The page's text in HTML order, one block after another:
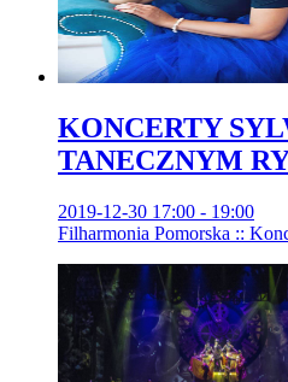
KONCERTY
TANECZNYM
2019-12-30 17:00 - 19:00
Filharmonia Pomorska ::